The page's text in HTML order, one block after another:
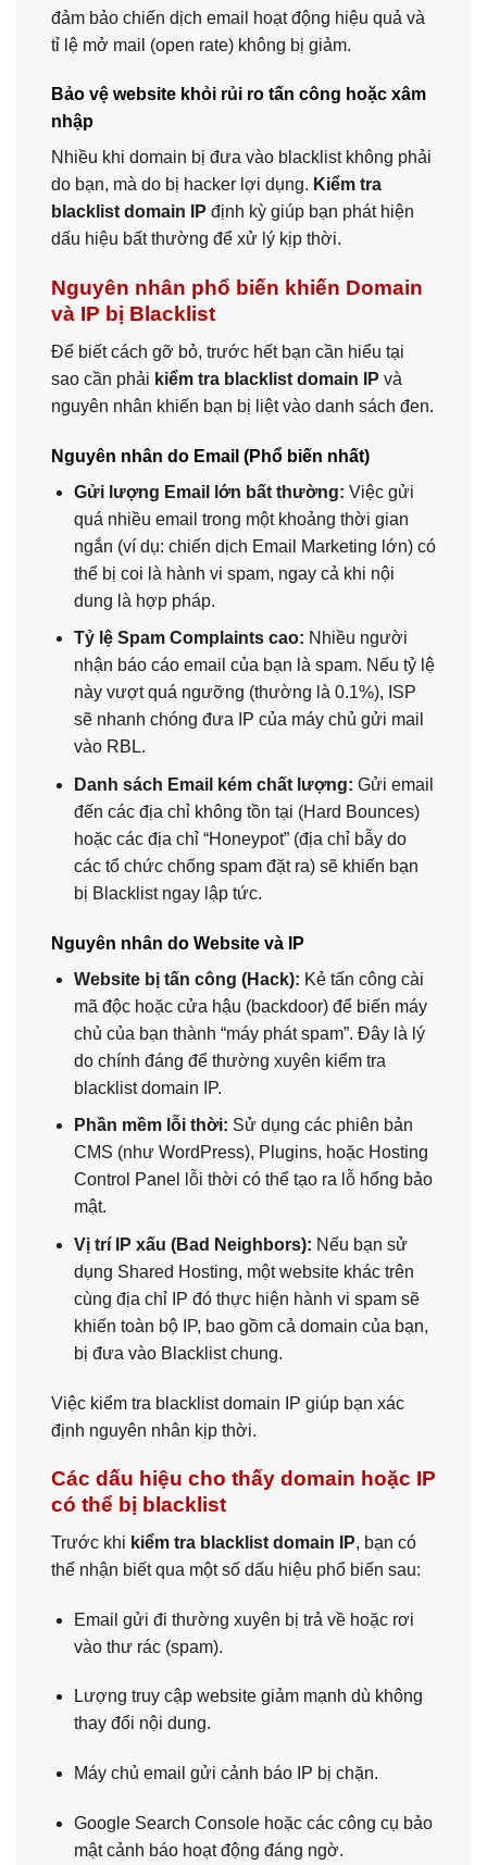
đảm bảo chiến dịch email hoạt động hiệu quả và
tỉ lệ mở mail (open rate) không bị giảm.
Bảo vệ website khỏi rủi ro tấn công hoặc xâm
nhập
Nhiều khi domain bị đưa vào blacklist không phải
do bạn, mà do bị hacker lợi dụng. Kiểm tra
blacklist domain IP định kỳ giúp bạn phát hiện
dấu hiệu bất thường để xử lý kịp thời.
Nguyên nhân phổ biến khiến Domain
và IP bị Blacklist
Để biết cách gỡ bỏ, trước hết bạn cần hiểu tại
sao cần phải kiểm tra blacklist domain IP và
nguyên nhân khiến bạn bị liệt vào danh sách đen.
Nguyên nhân do Email (Phổ biến nhất)
Gửi lượng Email lớn bất thường: Việc gửi
quá nhiều email trong một khoảng thời gian
ngắn (ví dụ: chiến dịch Email Marketing lớn) có
thể bị coi là hành vi spam, ngay cả khi nội
dung là hợp pháp.
Tỷ lệ Spam Complaints cao: Nhiều người
nhận báo cáo email của bạn là spam. Nếu tỷ lệ
này vượt quá ngưỡng (thường là 0.1%), ISP
sẽ nhanh chóng đưa IP của máy chủ gửi mail
vào RBL.
Danh sách Email kém chất lượng: Gửi email
đến các địa chỉ không tồn tại (Hard Bounces)
hoặc các địa chỉ “Honeypot” (địa chỉ bẫy do
các tổ chức chống spam đặt ra) sẽ khiến bạn
bị Blacklist ngay lập tức.
Nguyên nhân do Website và IP
Website bị tấn công (Hack): Kẻ tấn công cài
mã độc hoặc cửa hậu (backdoor) để biến máy
chủ của bạn thành “máy phát spam”. Đây là lý
do chính đáng để thường xuyên kiểm tra
blacklist domain IP.
Phần mềm lỗi thời: Sử dụng các phiên bản
CMS (như WordPress), Plugins, hoặc Hosting
Control Panel lỗi thời có thể tạo ra lỗ hổng bảo
mật.
Vị trí IP xấu (Bad Neighbors): Nếu bạn sử
dụng Shared Hosting, một website khác trên
cùng địa chỉ IP đó thực hiện hành vi spam sẽ
khiến toàn bộ IP, bao gồm cả domain của bạn,
bị đưa vào Blacklist chung.
Việc kiểm tra blacklist domain IP giúp bạn xác
định nguyên nhân kịp thời.
Các dấu hiệu cho thấy domain hoặc IP
có thể bị blacklist
Trước khi kiểm tra blacklist domain IP, bạn có
thể nhận biết qua một số dấu hiệu phổ biến sau:
Email gửi đi thường xuyên bị trả về hoặc rơi
vào thư rác (spam).
Lượng truy cập website giảm mạnh dù không
thay đổi nội dung.
Máy chủ email gửi cảnh báo IP bị chặn.
Google Search Console hoặc các công cụ bảo
mật cảnh báo hoạt động đáng ngờ.